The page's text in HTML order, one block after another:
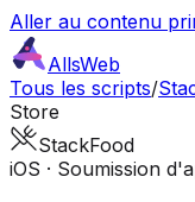
Aller au contenu
AllsWeb
Tous les scripts/
Store
StackFood
iOS · Soumission